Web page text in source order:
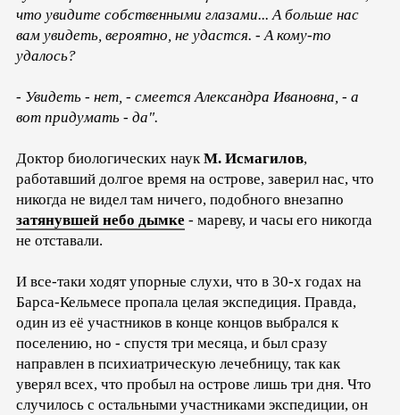
что увидите собственными глазами... А больше нас
вам увидеть, вероятно, не удастся. - А кому-то
удалось?
- Увидеть - нет, - смеется Александра Ивановна, - а
вот придумать - да".
Доктор биологических наукМ. Исмагилов,
работавший долгое время на острове, заверил нас, что
никогда не видел там ничего, подобного внезапно
затянувшей небо дымке - мареву, и часы его никогда
не отставали.
И все-таки ходят упорные слухи, что в 30-х годах на
Барса-Кельмесе пропала целая экспедиция. Правда,
один из её участников в конце концов выбрался к
поселению, но - спустя три месяца, и был сразу
направлен в психиатрическую лечебницу, так как
уверял всех, что пробыл на острове лишь три дня. Что
случилось с остальными участниками экспедиции, он